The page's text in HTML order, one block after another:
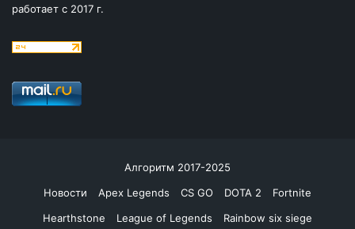
работает с 2017 г.
Алгоритм 2017-2025
Новости
Apex Legends CS GO DOTA 2
Fortnite
Hearthstone
League of Legends Rainbow six siege